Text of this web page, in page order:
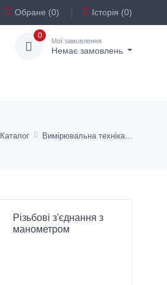
Обране (0) Історія (0)
0
Мої замовлення
Немає замовлень
Каталог Вимірювальна техніка
Різьбові з'єднання з
манометром